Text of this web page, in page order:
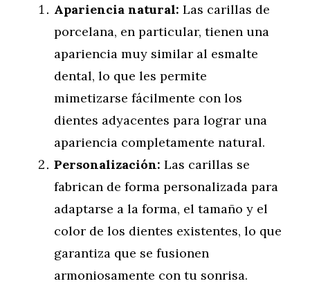
Apariencia natural: Las carillas de
porcelana, en particular, tienen una
apariencia muy similar al esmalte
dental, lo que les permite
mimetizarse fácilmente con los
dientes adyacentes para lograr una
apariencia completamente natural.
Personalización: Las carillas se
fabrican de forma personalizada para
adaptarse a la forma, el tamaño y el
color de los dientes existentes, lo que
garantiza que se fusionen
armoniosamente con tu sonrisa.